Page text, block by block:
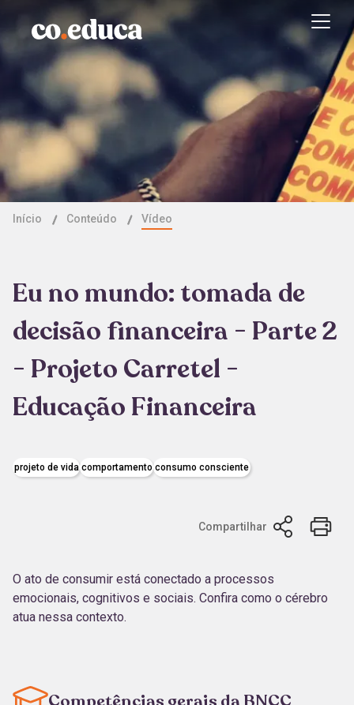
Início Conteúdo Vídeo
Eu no mundo: tomada de
decisão financeira - Parte 2
- Projeto Carretel -
Educação Financeira
projeto de vida comportamento consumo consciente
Compartilhar
O ato de consumir está conectado a processos
emocionais, cognitivos e sociais. Confira como o cérebro
atua nessa contexto.